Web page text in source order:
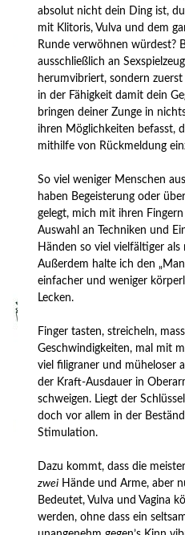
absolut nicht dein Ding ist,
mit Klitoris, Vulva und dem
Runde verwöhnen würdest?
ausschließlich an
herumvibriert, sondern
in der Fähigkeit damit dein
bringen deiner Zunge in
ihren Möglichkeiten befasst,
mithilfe von Rückmeldung
So viel weniger Menschen
haben Begeisterung oder
gelegt, mich mit ihren
Auswahl an Techniken und
Händen so viel vielfältiger als
Außerdem halte ich den
einfacher und weniger
Lecken.
Finger tasten, streicheln,
Geschwindigkeiten, mal mit
viel filigraner und müheloser
der Kraft-Ausdauer in
schweigen. Liegt der
doch vor allem in der
Stimulation.
Dazu kommt, dass die
zwei Hände und Arme, aber
Bedeutet, Vulva und Vagina
werden, ohne dass ein